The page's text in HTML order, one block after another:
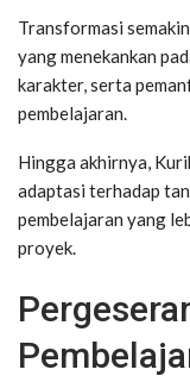
Transformasi
yang menekankan
karakter, serta
pembelajaran.
Hingga akhirnya,
adaptasi terhadap
pembelajaran yang
proyek.